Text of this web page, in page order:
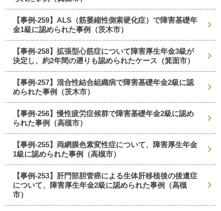
【事例-259】ALS（筋萎縮性側索硬化症）で障害基礎年
金1級に認められた事例（茨木市）
【事例-258】拡張型心筋症について障害厚生年金3級が
決定し、約2年間の遡りも認められたケース（箕面市）
【事例-257】混合性結合組織病で障害基礎年金2級に認
められた事例（茨木市）
【事例-256】慢性疲労症候群で障害基礎年金2級に認め
られた事例（高槻市）
【事例-255】両網膜色素変性症について、障害厚生年金
1級に認められた事例（高槻市）
【事例-253】肝門部胆管癌による生体肝移植後の後遺症
について、障害厚生年金2級に認められた事例（高槻
市）